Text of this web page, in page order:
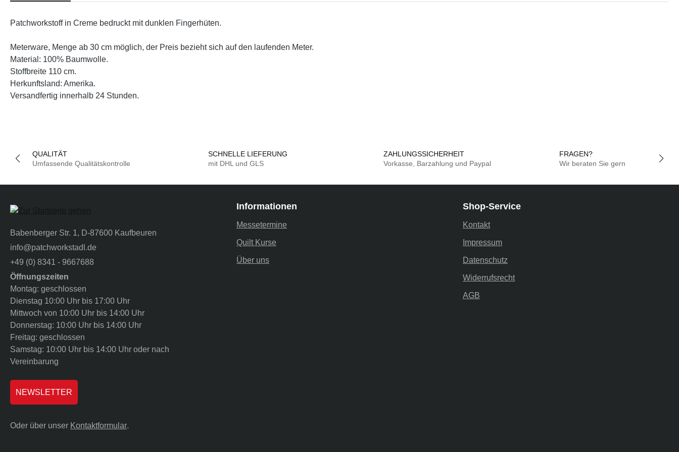
Patchworkstoff in Creme bedruckt mit dunklen Fingerhüten.
Meterware, Menge ab 30 cm möglich, der Preis bezieht sich auf den laufenden Meter.
Material: 100% Baumwolle.
Stoffbreite 110 cm.
Herkunftsland: Amerika.
Versandfertig innerhalb 24 Stunden.
QUALITÄT
Umfassende Qualitätskontrolle
SCHNELLE LIEFERUNG
mit DHL und GLS
ZAHLUNGSSICHERHEIT
Vorkasse, Barzahlung und Paypal
FRAGEN?
Wir beraten Sie gern
Babenberger Str. 1, D-87600 Kaufbeuren
info@patchworkstadl.de
+49 (0) 8341 - 9667688
Öffnungszeiten
Montag: geschlossen
Dienstag 10:00 Uhr bis 17:00 Uhr
Mittwoch von 10:00 Uhr bis 14:00 Uhr
Donnerstag: 10:00 Uhr bis 14:00 Uhr
Freitag: geschlossen
Samstag: 10:00 Uhr bis 14:00 Uhr oder nach
Vereinbarung
NEWSLETTER
Oder über unser Kontaktformular.
Informationen
Messetermine
Quilt Kurse
Über uns
Shop-Service
Kontakt
Impressum
Datenschutz
Widerrufsrecht
AGB